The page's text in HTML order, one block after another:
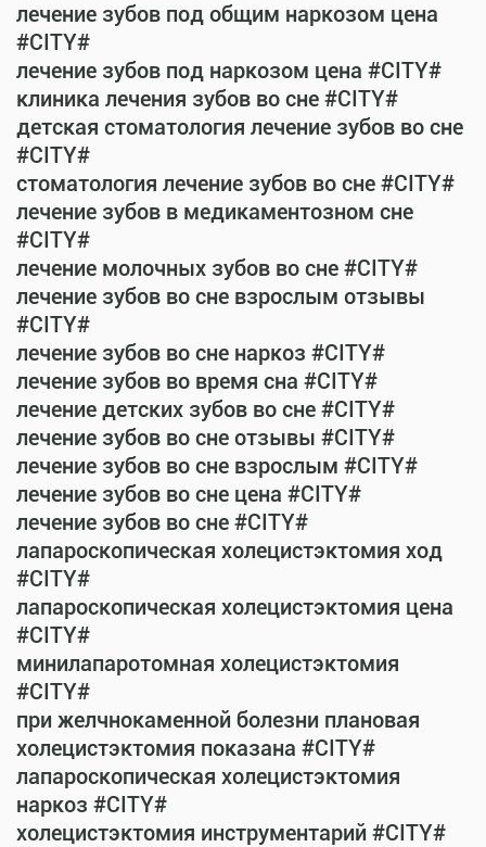
лечение зубов под общим наркозом цена
#CITY#
лечение зубов под наркозом цена #CITY#
клиника лечения зубов во сне #CITY#
детская стоматология лечение зубов во сне
#CITY#
стоматология лечение зубов во сне #CITY#
лечение зубов в медикаментозном сне
#CITY#
лечение молочных зубов во сне #CITY#
лечение зубов во сне взрослым отзывы
#CITY#
лечение зубов во сне наркоз #CITY#
лечение зубов во время сна #CITY#
лечение детских зубов во сне #CITY#
лечение зубов во сне отзывы #CITY#
лечение зубов во сне взрослым #CITY#
лечение зубов во сне цена #CITY#
лечение зубов во сне #CITY#
лапароскопическая холецистэктомия ход
#CITY#
лапароскопическая холецистэктомия цена
#CITY#
минилапаротомная холецистэктомия
#CITY#
при желчнокаменной болезни плановая
холецистэктомия показана #CITY#
лапароскопическая холецистэктомия
наркоз #CITY#
холецистэктомия инструментарий #CITY#